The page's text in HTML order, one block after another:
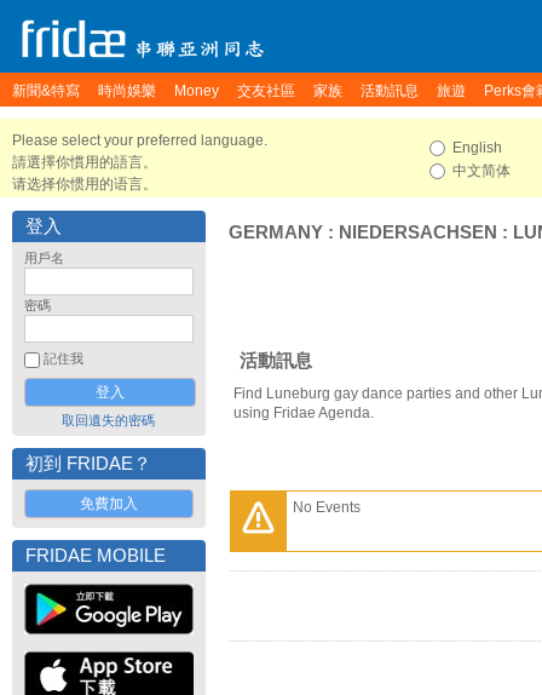
新聞&特寫 時尚娛樂 Money 交友社區 家族 活動訊息 旅遊 Perks會
Please select your preferred language.
請選擇你慣用的語言。
请选择你惯用的语言。
English
中文简体
登入
用戶名
密碼
記住我
取回遺失的密碼
初到 FRIDAE？
免費加入
FRIDAE MOBILE
GERMANY : NIEDERSACHSEN :
活動訊息
Find Luneburg gay dance parties and other
using Fridae Agenda.
No Events